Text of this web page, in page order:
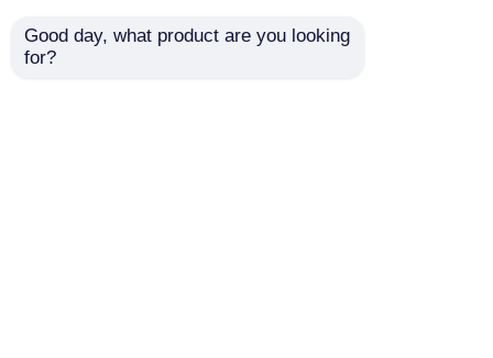
ス・ブリッジ
Good day, what product are you looking
for?